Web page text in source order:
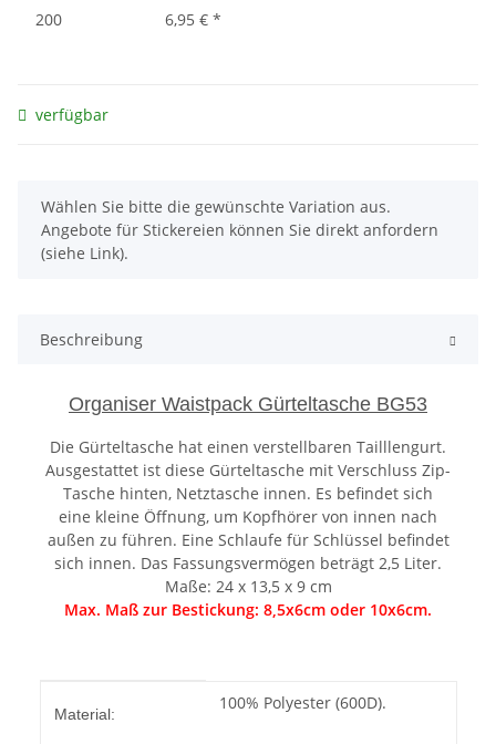
200
6,95 € *
verfügbar
x
Wählen Sie bitte die gewünschte Variation aus.
Angebote für Stickereien können Sie direkt anfordern
(siehe Link).
Beschreibung
Organiser Waistpack Gürteltasche BG53
Die Gürteltasche hat einen verstellbaren Tailllengurt.
Ausgestattet ist diese Gürteltasche mit Verschluss Zip-
Tasche hinten, Netztasche innen. Es befindet sich
eine kleine Öffnung, um Kopfhörer von innen nach
außen zu führen. Eine Schlaufe für Schlüssel befindet
sich innen. Das Fassungsvermögen beträgt 2,5 Liter.
Maße: 24 x 13,5 x 9 cm
Max. Maß zur Bestickung: 8,5x6cm oder 10x6cm.
Material:
100% Polyester (600D).